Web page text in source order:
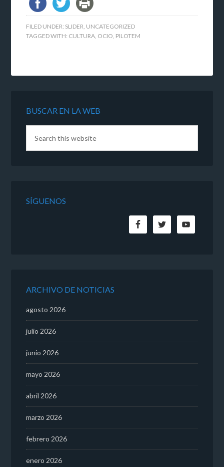
FILED UNDER: SLIDER, UNCATEGORIZED
TAGGED WITH: CULTURA, OCIO, PILOTEM
BUSCAR EN LA WEB
SÍGUENOS
ARCHIVO DE NOTICIAS
agosto 2026
julio 2026
junio 2026
mayo 2026
abril 2026
marzo 2026
febrero 2026
enero 2026